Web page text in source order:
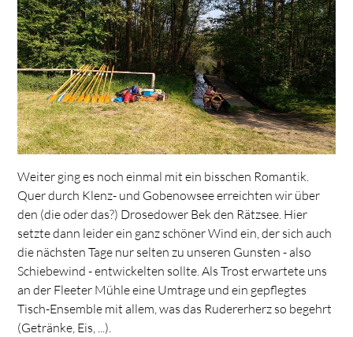
Weiter ging es noch einmal mit ein bisschen Romantik.
Quer durch Klenz- und Gobenowsee erreichten wir über
den (die oder das?) Drosedower Bek den Rätzsee. Hier
setzte dann leider ein ganz schöner Wind ein, der sich auch
die nächsten Tage nur selten zu unseren Gunsten - also
Schiebewind - entwickelten sollte. Als Trost erwartete uns
an der Fleeter Mühle eine Umtrage und ein gepflegtes
Tisch-Ensemble mit allem, was das Rudererherz so begehrt
(Getränke, Eis, ...).